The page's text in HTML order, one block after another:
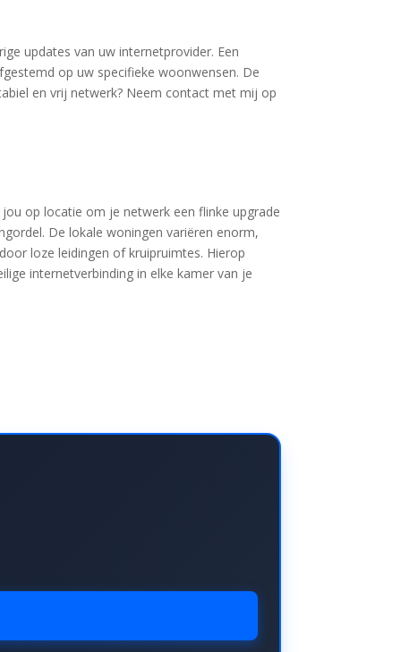
updates van uw internetprovider. Een
op uw specifieke woonwensen. De
en vrij netwerk? Neem contact met mij op
op locatie om je netwerk een flinke upgrade
De lokale woningen variëren enorm,
loze leidingen of kruipruimtes. Hierop
internetverbinding in elke kamer van je